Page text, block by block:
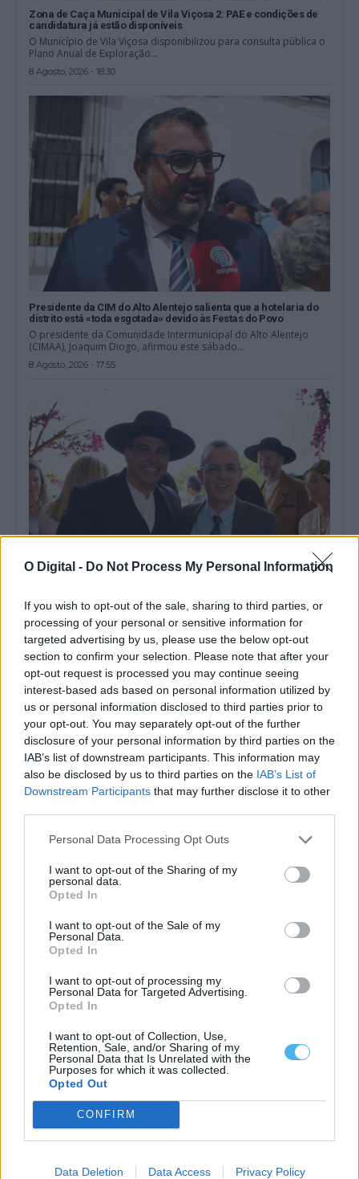
O Digital - Do Not Process My Personal Information
If you wish to opt-out of the sale, sharing to third parties, or
processing of your personal or sensitive information for
targeted advertising by us, please use the below opt-out
section to confirm your selection. Please note that after your
opt-out request is processed you may continue seeing
interest-based ads based on personal information utilized by
us or personal information disclosed to third parties prior to
your opt-out. You may separately opt-out of the further
disclosure of your personal information by third parties on the
IAB’s list of downstream participants. This information may
also be disclosed by us to third parties on the IAB’s List of
Downstream Participants that may further disclose it to other
Personal Data Processing Opt Outs
I want to opt-out of the Sharing of my
personal data.
Opted In
I want to opt-out of the Sale of my
Personal Data.
Opted In
I want to opt-out of processing my
Personal Data for Targeted Advertising.
Opted In
I want to opt-out of Collection, Use,
Retention, Sale, and/or Sharing of my
Personal Data that Is Unrelated with the
Purposes for which it was collected.
Opted Out
CONFIRM
Data Deletion Data Access Privacy Policy
Zona de Caça Municipal de Vila Viçosa 2: PAE e condições de
candidatura já estão disponíveis
O Município de Vila Viçosa disponibilizou para consulta pública o
Plano Anual de Exploração...
8 Agosto, 2026 - 18:30
Presidente da CIM do Alto Alentejo salienta que a hotelaria do
distrito está «toda esgotada» devido às Festas do Povo
O presidente da Comunidade Intermunicipal do Alto Alentejo
(CIMAA), Joaquim Diogo, afirmou este sábado...
8 Agosto, 2026 - 17:55
José Santos exalta dimensão nacional das Festas do Povo de
Campo Maior: «É um evento de Portugal»
O presidente da Entidade Regional de Turismo do Alentejo, José
Santos, afirmou este sábado...
8 Agosto, 2026 - 17:40
João Manuel Nabeiro exalta esforço da comunidade nas Festas
do Povo: «Cada rua se ultrapassou a si mesma»
João Manuel Nabeiro, presidente da Associação das Festas do
Povo de Campo Maior, destacou...
8 Agosto, 2026 - 17:26